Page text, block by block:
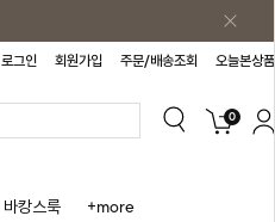
로그인 회원가입 주문/배송조회 오늘본상품
0
바캉스룩 +more